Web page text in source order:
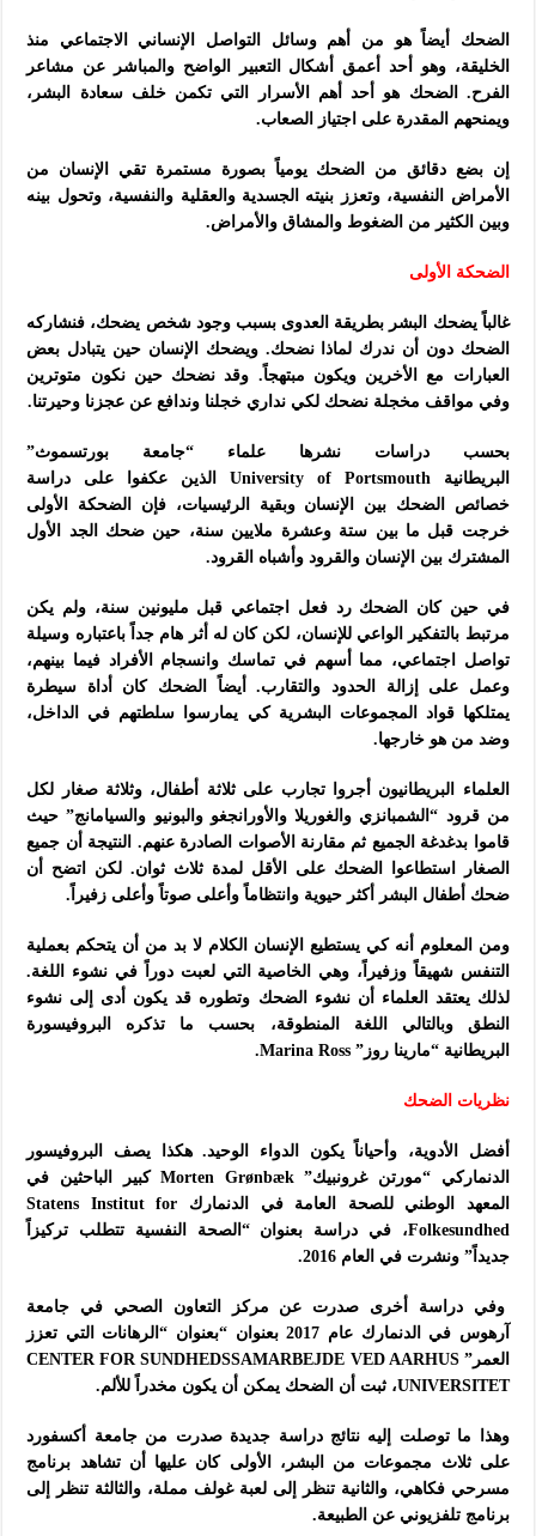
الضحك أيضاً هو من أهم وسائل التواصل الإنساني الاجتماعي منذ
الخليقة، وهو أحد أعمق أشكال التعبير الواضح والمباشر عن مشاعر
الفرح. الضحك هو أحد أهم الأسرار التي تكمن خلف سعادة البشر،
ويمنحهم المقدرة على اجتياز الصعاب.
إن بضع دقائق من الضحك يومياً بصورة مستمرة تقي الإنسان من
الأمراض النفسية، وتعزز بنيته الجسدية والعقلية والنفسية، وتحول بينه
وبين الكثير من الضغوط والمشاق والأمراض.
الضحكة الأولى
غالباً يضحك البشر بطريقة العدوى بسبب وجود شخص يضحك، فنشاركه
الضحك دون أن ندرك لماذا نضحك. ويضحك الإنسان حين يتبادل بعض
العبارات مع الأخرين ويكون مبتهجاً. وقد نضحك حين نكون متوترين
وفي مواقف مخجلة نضحك لكي نداري خجلنا وندافع عن عجزنا وحيرتنا.
بحسب دراسات نشرها علماء “جامعة بورتسموث”
البريطانية University of Portsmouth الذين عكفوا على دراسة
خصائص الضحك بين الإنسان وبقية الرئيسيات، فإن الضحكة الأولى
خرجت قبل ما بين ستة وعشرة ملايين سنة، حين ضحك الجد الأول
المشترك بين الإنسان والقرود وأشباه القرود.
في حين كان الضحك رد فعل اجتماعي قبل مليونين سنة، ولم يكن
مرتبط بالتفكير الواعي للإنسان، لكن كان له أثر هام جداً باعتباره وسيلة
تواصل اجتماعي، مما أسهم في تماسك وانسجام الأفراد فيما بينهم،
وعمل على إزالة الحدود والتقارب. أيضاً الضحك كان أداة سيطرة
يمتلكها قواد المجموعات البشرية كي يمارسوا سلطتهم في الداخل،
وضد من هو خارجها.
العلماء البريطانيون أجروا تجارب على ثلاثة أطفال، وثلاثة صغار لكل
من قرود “الشمبانزي والغوريلا والأورانجغو والبونيو والسيامانج” حيث
قاموا بدغدغة الجميع ثم مقارنة الأصوات الصادرة عنهم. النتيجة أن جميع
الصغار استطاعوا الضحك على الأقل لمدة ثلاث ثوان. لكن اتضح أن
ضحك أطفال البشر أكثر حيوية وانتظاماً وأعلى صوتاً وأعلى زفيراً.
ومن المعلوم أنه كي يستطيع الإنسان الكلام لا بد من أن يتحكم بعملية
التنفس شهيقاً وزفيراً، وهي الخاصية التي لعبت دوراً في نشوء اللغة.
لذلك يعتقد العلماء أن نشوء الضحك وتطوره قد يكون أدى إلى نشوء
النطق وبالتالي اللغة المنطوقة، بحسب ما تذكره البروفيسورة
البريطانية “مارينا روز” Marina Ross.
نظريات الضحك
أفضل الأدوية، وأحياناً يكون الدواء الوحيد. هكذا يصف البروفيسور
الدنماركي “مورتن غرونبيك” Morten Grønbæk كبير الباحثين في
المعهد الوطني للصحة العامة في الدنمارك Statens Institut for
Folkesundhed، في دراسة بعنوان “الصحة النفسية تتطلب تركيزاً
جديداً” ونشرت في العام 2016.
وفي دراسة أخرى صدرت عن مركز التعاون الصحي في جامعة
آرهوس في الدنمارك عام 2017 بعنوان “بعنوان “الرهانات التي تعزز
العمر” CENTER FOR SUNDHEDSSAMARBEJDE VED AARHUS
UNIVERSITET، ثبت أن الضحك يمكن أن يكون مخدراً للألم.
وهذا ما توصلت إليه نتائج دراسة جديدة صدرت من جامعة أكسفورد
على ثلاث مجموعات من البشر، الأولى كان عليها أن تشاهد برنامج
مسرحي فكاهي، والثانية تنظر إلى لعبة غولف مملة، والثالثة تنظر إلى
برنامج تلفزيوني عن الطبيعة.